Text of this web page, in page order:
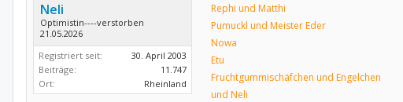
Neli
Optimistin----verstorben
21.05.2026
Registriert seit:
30. April 2003
Beiträge:
11.747
Ort:
Rheinland
Rephi und Matthi
Pumuckl und Meister Eder
Nowa
Etu
Fruchtgummischäfchen und Engelchen
und Neli